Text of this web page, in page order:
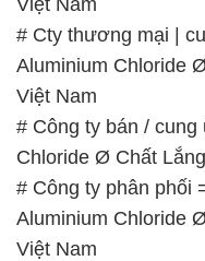
# Cty thương mại |
Aluminium Chloride
Việt Nam
# Công ty bán /
Chloride Ø Chất
# Công ty phân phối
Aluminium Chloride
Việt Nam